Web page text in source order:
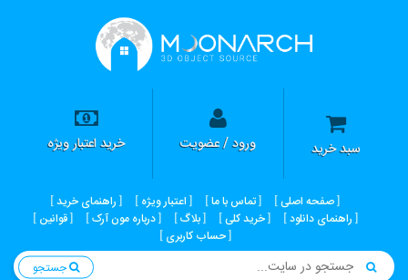
سبد خرید ورود / عضویت خرید اعتبار ویژه
صفحه اصلی تماس با ما اعتبار ویژه
راهنمای خرید
راهنمای دانلود
خرید کلی بلاگ درباره مون آرک
قوانین
حساب کاربری